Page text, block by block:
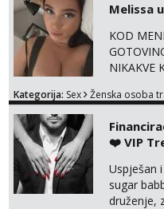
UŽIVO
Melissa
KOD
NIKAKVE
SAMO
za
WhatsApp
Kategorija: Sex Ženska osoba
❤️ VIP
Uspješan
sugar
druženje,